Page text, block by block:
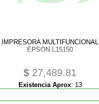
IMPRESORA MULTIFUNCIONAL
EPSON L15150
$ 27,489.81
Existencia Aprox: 13